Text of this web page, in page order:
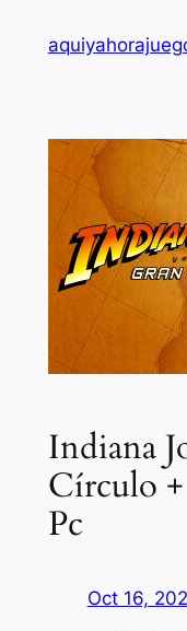
Indiana
Círculo
Pc
Oct 16,